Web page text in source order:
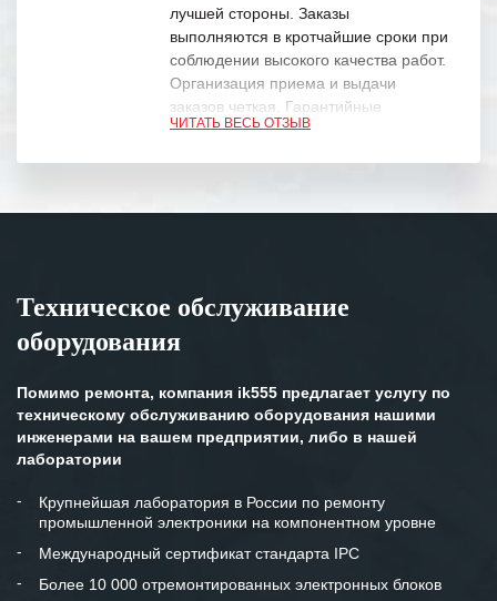
лучшей стороны. Заказы
выполняются в кротчайшие сроки при
соблюдении высокого качества работ.
Организация приема и выдачи
заказов четкая. Гарантийные
обязательства выполняются в
Особенно хочется отметить высокую
клиентоориентированность
готовность помочь в самых сложных
Мы высоко ценим сложившиеся
и доверительные партнерские
отношения и искренне желаем
«Инженерной компании «555» долгих
лет успеха и процветания.
ЧИТАТЬ ВЕСЬ ОТЗЫВ
Техническое обслуживание
оборудования
Помимо ремонта, компания ik555 предлагает услугу по
техническому обслуживанию оборудования нашими
инженерами на вашем предприятии, либо в нашей
лаборатории
Крупнейшая лаборатория в России по ремонту
промышленной электроники на компонентном уровне
Международный сертификат стандарта IPC
Более 10 000 отремонтированных электронных блоков